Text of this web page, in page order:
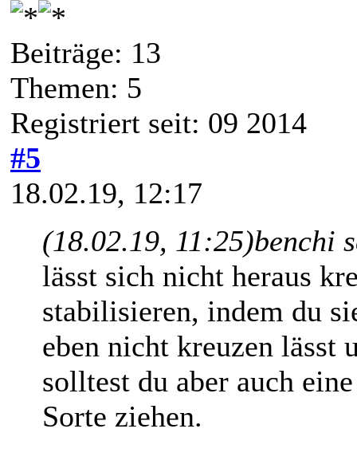
Beiträge: 13
Themen: 5
Registriert seit: 09 2014
#5
18.02.19, 12:17
(18.02.19, 11:25)benchi
lässt sich nicht heraus
stabilisieren, indem du
eben nicht kreuzen lässt
solltest du aber auch
Sorte ziehen.